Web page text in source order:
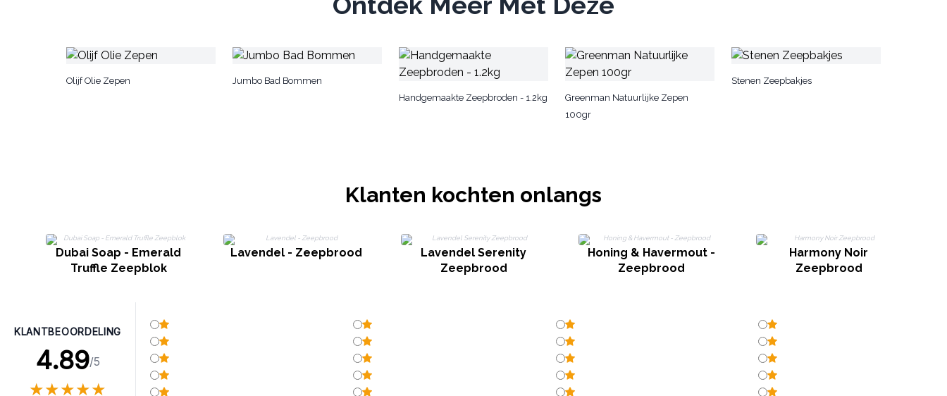
Olijf Olie Zepen
Jumbo Bad Bommen
Handgemaakte Zeepbroden - 1.2kg
Greenman Natuurlijke Zepen
100gr
Stenen Zeepbakjes
Klanten kochten onlangs
Dubai Soap - Emerald
Truffle Zeepblok
Lavendel - Zeepbrood
Lavendel Serenity
Zeepbrood
Honing & Havermout -
Zeepbrood
Harmony Noir
Zeepbrood
KLANTBEOORDELING
4.89/5
★★★★★
★★★★★